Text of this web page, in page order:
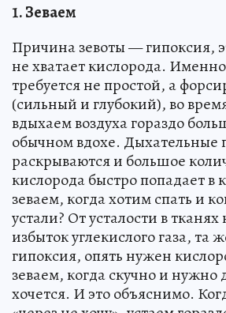
1. Зеваем
Причина зевоты — гипоксия,
не хватает кислорода.
требуется не простой, а
(сильный и глубокий), во
вдыхаем воздуха гораздо
обычном вдохе. Дыхательные
раскрываются и большое
кислорода быстро попадает в
зеваем, когда хотим спать и
устали? От усталости в
избыток углекислого газа, та
гипоксия, опять нужен
зеваем, когда скучно и нужно
хочется. И это объяснимо.